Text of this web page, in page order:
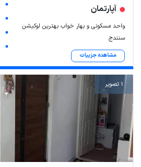
آپارتمان
واحد مسکونی و بهار خواب بهترین لوکیشن
سنندج
مشاهده جزییات
1 تصویر